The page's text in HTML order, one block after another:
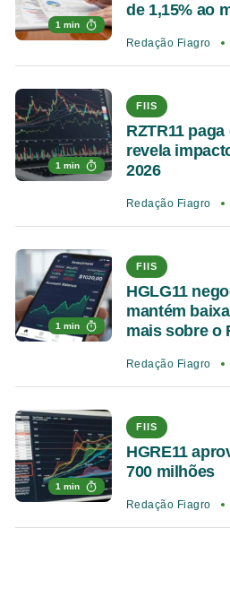
1 min
de 1,15% ao
Redação Fiagro
1 min
FIIS
RZTR11
revela
2026
Redação Fiagro
1 min
FIIS
HGLG11
mantém
mais sobre o
Redação Fiagro
1 min
FIIS
HGRE11
700 milhões
Redação Fiagro